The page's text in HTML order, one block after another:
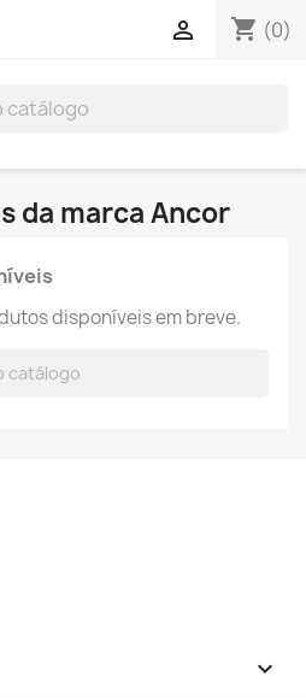
shopping_cart (0)

da marca Ancor
disponíveis em breve.
